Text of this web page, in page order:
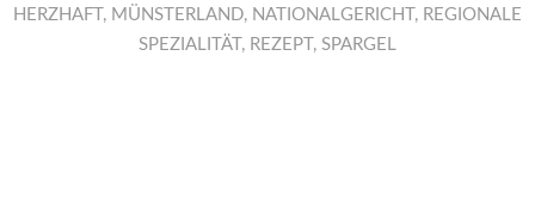
HERZHAFT , MÜNSTERLAND, NATIONALGERICHT , REGIONALE
SPEZIALITÄT , REZEPT , SPARGEL